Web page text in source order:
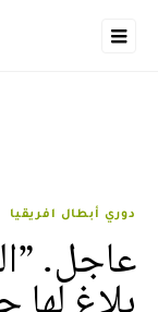
دوري أبطال افريقيا
عاجل.
بلاغ